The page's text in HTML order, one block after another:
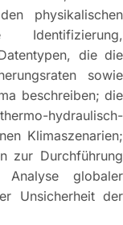
physikalischen
Identifizierung,
die die
sowie
beschreiben; die
hydraulisch-
Klimaszenarien;
zur Durchführung
Analyse globaler
Unsicherheit der